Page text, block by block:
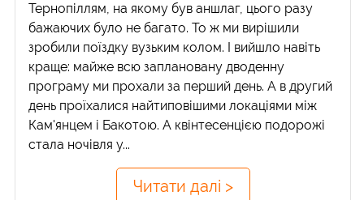
Тернопіллям, на якому був аншлаг, цього разу
бажаючих було не багато. То ж ми вирішили
зробили поїздку вузьким колом. І вийшло навіть
краще: майже всю заплановану дводенну
програму ми прохали за перший день. А в другий
день проїхалися найтиповішими локаціями між
Кам'янцем і Бакотою. А квінтесенцією подорожі
стала ночівля у...
Читати далі >